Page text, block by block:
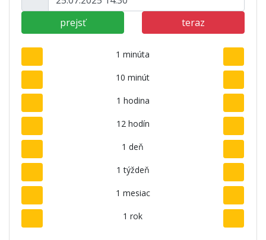
prejsť teraz
1 minúta
10 minút
1 hodina
12 hodín
1 deň
1 týždeň
1 mesiac
1 rok